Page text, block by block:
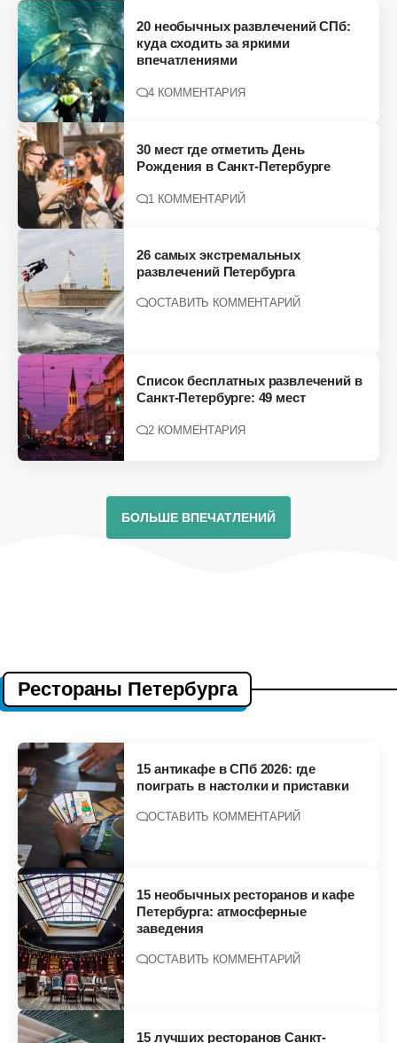
20 необычных развлечений СПб:
куда сходить за яркими
впечатлениями
4 КОММЕНТАРИЯ
30 мест где отметить День
Рождения в Санкт-Петербурге
1 КОММЕНТАРИЙ
26 самых экстремальных
развлечений Петербурга
ОСТАВИТЬ КОММЕНТАРИЙ
Список бесплатных развлечений в
Санкт-Петербурге: 49 мест
2 КОММЕНТАРИЯ
БОЛЬШЕ ВПЕЧАТЛЕНИЙ
Рестораны Петербурга
15 антикафе в СПб 2026: где
поиграть в настолки и приставки
ОСТАВИТЬ КОММЕНТАРИЙ
15 необычных ресторанов и кафе
Петербурга: атмосферные
заведения
ОСТАВИТЬ КОММЕНТАРИЙ
15 лучших ресторанов Санкт-